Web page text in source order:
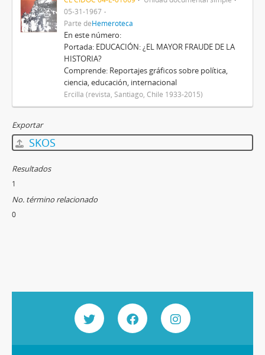
05-31-1967
Parte deHemeroteca
En este número:
Portada: EDUCACIÓN: ¿EL MAYOR FRAUDE DE LA
HISTORIA?
Comprende: Reportajes gráficos sobre política,
ciencia, educación, internacional
Ercilla (revista, Santiago, Chile 1933-2015)
Exportar
SKOS
Resultados
1
No. término relacionado
0